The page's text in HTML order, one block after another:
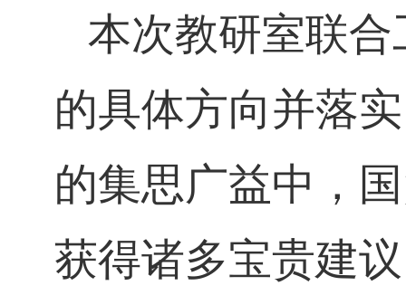
本次教研室联
的具体方向并落
的集思广益中，
获得诸多宝贵建